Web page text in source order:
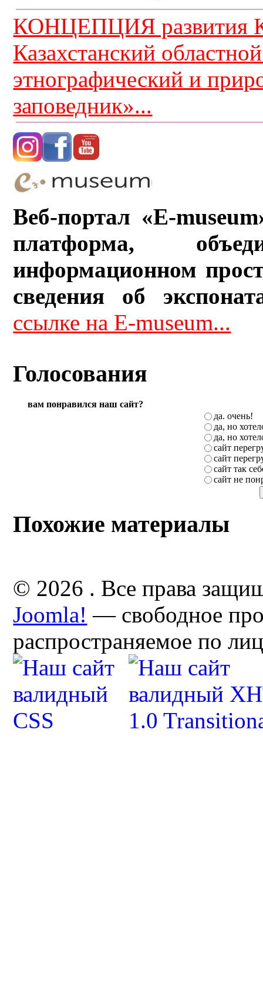
КОНЦЕПЦИЯ развития
Казахстанский
этнографический и
заповедник»...
Веб-портал «E-
платформа,
информационном
сведения об
ссылке на E-museum...
Голосования
вам понравился наш сайт?
да. очень!
да, но
да, но
сайт
сайт
сайт так
сайт не
Похожие материалы
© 2026 . Все права
Joomla! — свободное
распространяемое по